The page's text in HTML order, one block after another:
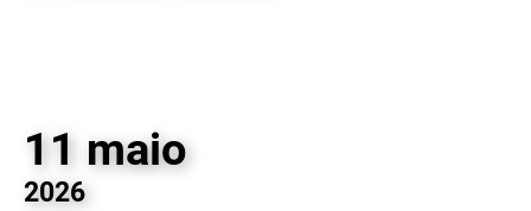
11 maio
2026